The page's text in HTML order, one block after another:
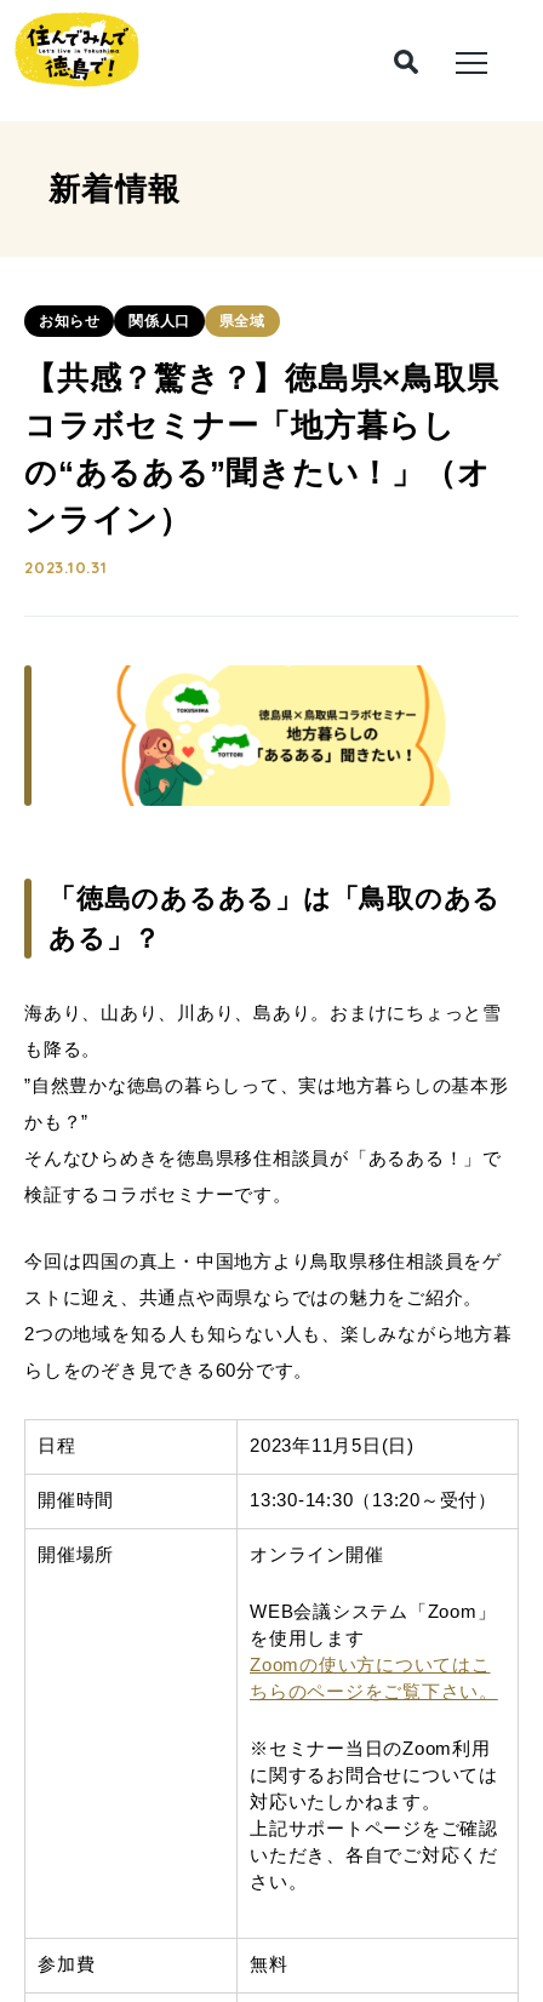
新着情報
お知らせ 関係人口 県全域
【共感？驚き？】徳島県×鳥取県
コラボセミナー「地方暮らし
の“あるある”聞きたい！」（オ
ンライン）
2023.10.31
「徳島のあるある」は「鳥取のある
ある」？
海あり、山あり、川あり、島あり。おまけにちょっと雪
も降る。
”自然豊かな徳島の暮らしって、実は地方暮らしの基本形
かも？”
そんなひらめきを徳島県移住相談員が「あるある！」で
検証するコラボセミナーです。
今回は四国の真上・中国地方より鳥取県移住相談員をゲ
ストに迎え、共通点や両県ならではの魅力をご紹介。
2つの地域を知る人も知らない人も、楽しみながら地方暮
らしをのぞき見できる60分です。
日程 2023年11月5日(日)
開催時間 13:30-14:30（13:20～受付）
開催場所 オンライン開催
WEB会議システム「Zoom」
を使用します
Zoomの使い方についてはこ
ちらのページをご覧下さい。
※セミナー当日のZoom利用
に関するお問合せについては
対応いたしかねます。
上記サポートページをご確認
いただき、各自でご対応くだ
さい。
参加費 無料